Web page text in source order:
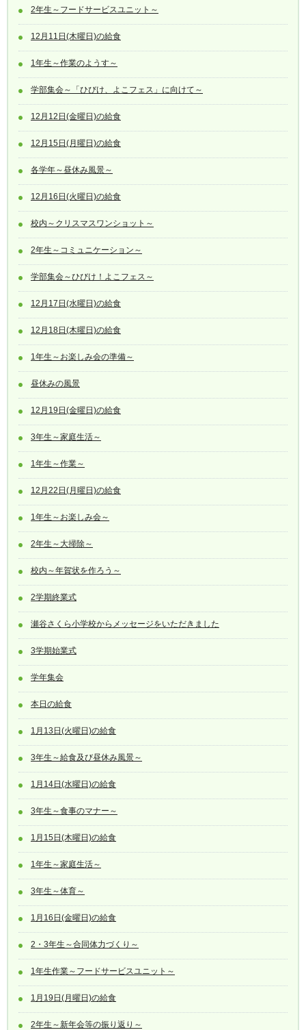
2年生～フードサービスユニット～
12月11日(木曜日)の給食
1年生～作業のようす～
学部集会～「ひびけ、よこフェス」に向けて～
12月12日(金曜日)の給食
12月15日(月曜日)の給食
各学年～昼休み風景～
12月16日(火曜日)の給食
校内～クリスマスワンショット～
2年生～コミュニケーション～
学部集会～ひびけ！よこフェス～
12月17日(水曜日)の給食
12月18日(木曜日)の給食
1年生～お楽しみ会の準備～
昼休みの風景
12月19日(金曜日)の給食
3年生～家庭生活～
1年生～作業～
12月22日(月曜日)の給食
1年生～お楽しみ会～
2年生～大掃除～
校内～年賀状を作ろう～
2学期終業式
瀬谷さくら小学校からメッセージをいただきました
3学期始業式
学年集会
本日の給食
1月13日(火曜日)の給食
3年生～給食及び昼休み風景～
1月14日(水曜日)の給食
3年生～食事のマナー～
1月15日(木曜日)の給食
1年生～家庭生活～
3年生～体育～
1月16日(金曜日)の給食
2・3年生～合同体力づくり～
1年生作業～フードサービスユニット～
1月19日(月曜日)の給食
2年生～新年会等の振り返り～